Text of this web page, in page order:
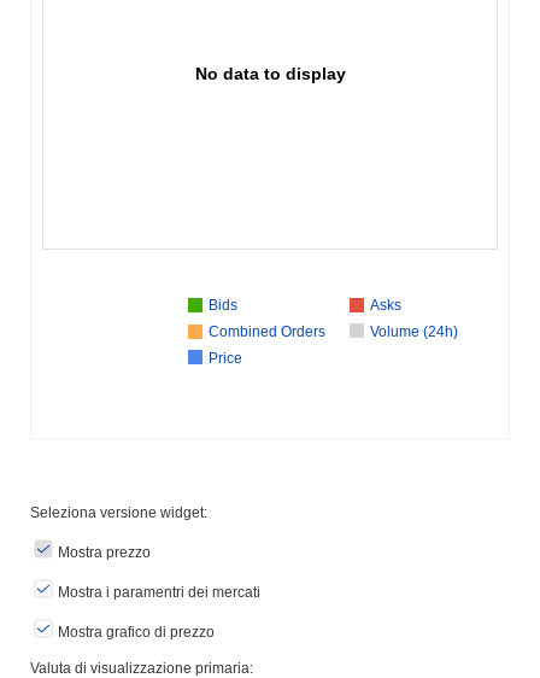
No data to display
Bids
Asks
Combined Orders
Volume (24h)
Price
Seleziona versione widget:
Mostra prezzo
Mostra i paramentri dei mercati
Mostra grafico di prezzo
Valuta di visualizzazione primaria: